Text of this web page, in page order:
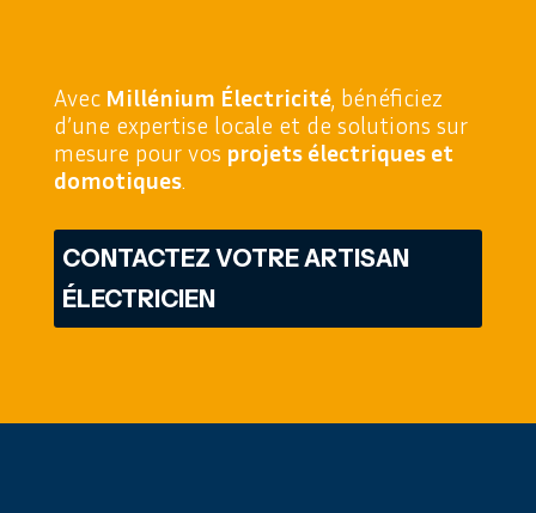
AvecMillénium Électricité, bénéficiez
d’une expertise locale et de solutions sur
mesure pour vos projets électriques et
domotiques.
CONTACTEZ VOTRE ARTISAN
ÉLECTRICIEN